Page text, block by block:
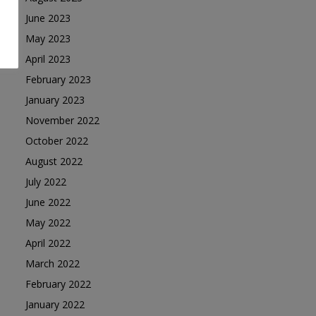
June 2023
May 2023
April 2023
February 2023
January 2023
November 2022
October 2022
August 2022
July 2022
June 2022
May 2022
April 2022
March 2022
February 2022
January 2022